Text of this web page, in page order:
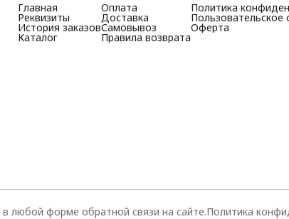
Главная
Реквизиты
История заказов
Каталог
Оплата
Доставка
Самовывоз
Правила возврата
Политика
Пользовательское
Оферта
любой форме обратной связи на сайте.Политика